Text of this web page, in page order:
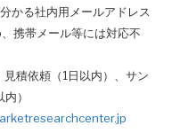
かる社内用メールアドレス
携帯メール等には対応不
積依頼（1日以内）、サン
）